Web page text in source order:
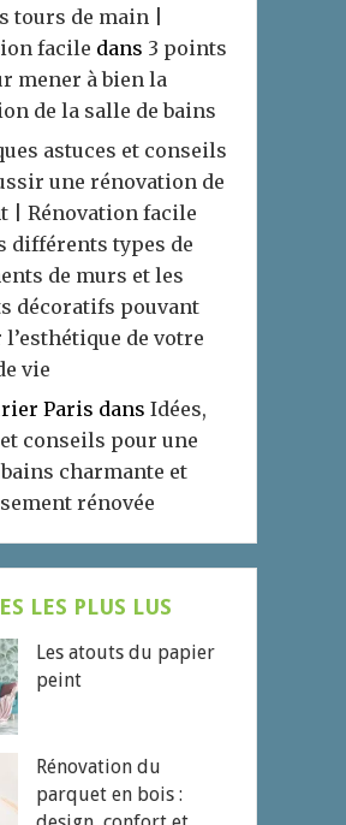
tours de main |
facile dans 3 points
mener à bien la
de la salle de bains
astuces et conseils
une rénovation de
| Rénovation facile
différents types de
de murs et les
décoratifs pouvant
l’esthétique de votre
vie
Paris dans Idées,
conseils pour une
charmante et
rénovée
LES PLUS LUS
Les atouts du papier
peint
Rénovation du
parquet en bois :